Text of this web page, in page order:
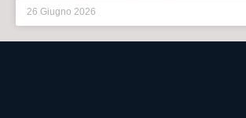
26 Giugno 2026